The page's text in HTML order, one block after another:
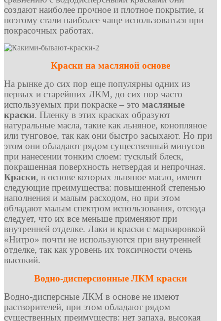
создают наиболее прочное и плотное покрытие, и
поэтому стали наиболее чаще использоваться при
покрасочных работах.
Краски на масляной основе
На рынке до сих пор еще популярны одних из
первых и старейших ЛКМ, до сих пор часто
используемых при покраске – это масляные
краски. Пленку в этих красках образуют
натуральные масла, такие как льняное, конопляное
или тунговое, так как они быстро засыхают. Но при
этом они обладают рядом существенный минусов
при нанесении тонким слоем: тусклый блеск,
покрашенная поверхность нетвердая и непрочная.
Краски, в основе которых льняное масло, имеют
следующие преимущества: повышенной степенью
наполнения и малым расходом, но при этом
обладают малым спектром использования, отсюда
следует, что их все меньше применяют при
внутренней отделке. Лаки и краски с маркировкой
«Нитро» почти не используются при внутренней
отделке, так как уровень их токсичности очень
высокий.
Водно-дисперсионные ЛКМ краски
Водно-дисперсные ЛКМ в основе не имеют
растворителей, при этом обладают рядом
существенных преимуществ: нет запаха, высокая